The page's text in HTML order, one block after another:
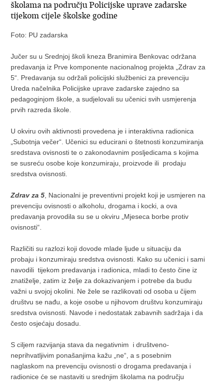
školama na području Policijske uprave zadarske
tijekom cijele školske godine
Foto: PU zadarska
Jučer su u Srednjoj školi kneza Branimira Benkovac održana
predavanja iz Prve komponente nacionalnog projekta „Zdrav za
5“. Predavanja su održali policijski službenici za prevenciju
Ureda načelnika Policijske uprave zadarske zajedno sa
pedagoginjom škole, a sudjelovali su učenici svih usmjerenja
prvih razreda škole.
U okviru ovih aktivnosti provedena je i interaktivna radionica
„Subotnja večer“. Učenici su educirani o štetnosti konzumiranja
sredstava ovisnosti te o zakonodavnim posljedicama s kojima
se susreću osobe koje konzumiraju, proizvode ili prodaju
sredstva ovisnosti.
Zdrav za 5, Nacionalni je preventivni projekt koji je usmjeren na
prevenciju ovisnosti o alkoholu, drogama i kocki, a ova
predavanja provodila su se u okviru „Mjeseca borbe protiv
ovisnosti“.
Različiti su razlozi koji dovode mlade ljude u situaciju da
probaju i konzumiraju sredstva ovisnosti. Kako su učenici i sami
navodili tijekom predavanja i radionica, mladi to često čine iz
znatiželje, zatim iz želje za dokazivanjem i potrebe da budu
važni u svojoj okolini. Ne žele se razlikovati od osoba u čijem
društvu se nađu, a koje osobe u njihovom društvu konzumiraju
sredstva ovisnosti. Navode i nedostatak zabavnih sadržaja i da
često osjećaju dosadu.
S ciljem razvijanja stava da negativnim i društveno-
neprihvatljivim ponašanjima kažu „ne“, a s posebnim
naglaskom na prevenciju ovisnosti o drogama predavanja i
radionice će se nastaviti u srednjim školama na području